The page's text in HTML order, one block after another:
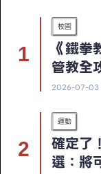
校園
《鐵
管教全
2026-07-03
運動
確定了
選：將